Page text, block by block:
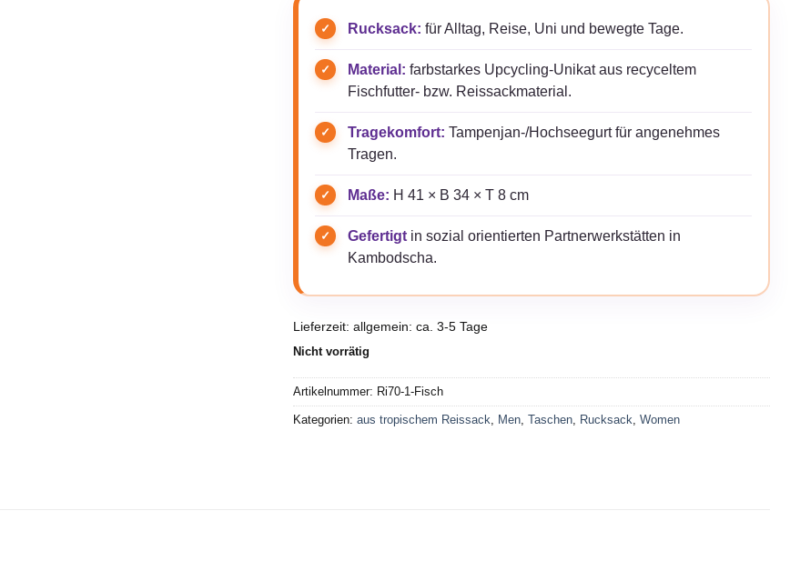
Rucksack: für Alltag, Reise, Uni und bewegte Tage.
Material: farbstarkes Upcycling-Unikat aus recyceltem
Fischfutter- bzw. Reissackmaterial.
Tragekomfort: Tampenjan-/Hochseegurt für angenehmes
Tragen.
Maße: H 41 × B 34 × T 8 cm
Gefertigtin sozial orientierten Partnerwerkstätten in
Kambodscha.
Lieferzeit: allgemein: ca. 3-5 Tage
Nicht vorrätig
Artikelnummer: Ri70-1-Fisch
Kategorien: aus tropischem Reissack Men, Taschen, Rucksack Women